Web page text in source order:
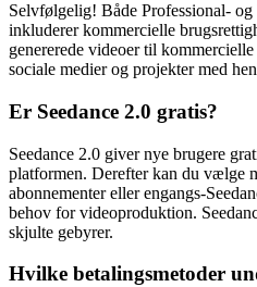
Selvfølgelig! Både Professional- og
inkluderer kommercielle
genererede videoer til
sociale medier og projekter med
Er Seedance 2.0 gratis?
Seedance 2.0 giver nye brugere
platformen. Derefter kan du vælge
abonnementer eller engangs-
behov for videoproduktion.
skjulte gebyrer.
Hvilke betalingsmetoder